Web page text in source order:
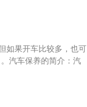
器、变速箱油、火花
更换某些零件的预防
术状况正常,消除隐患,
如果开车比较多，也可
汽车保养的简介：汽
滑、调整或更换某些
程，延长使用周期。